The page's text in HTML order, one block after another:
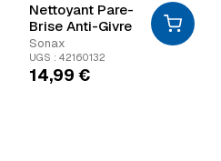
Nettoyant Pare-
Brise Anti-Givre
Sonax
UGS : 42160132
14,99 €